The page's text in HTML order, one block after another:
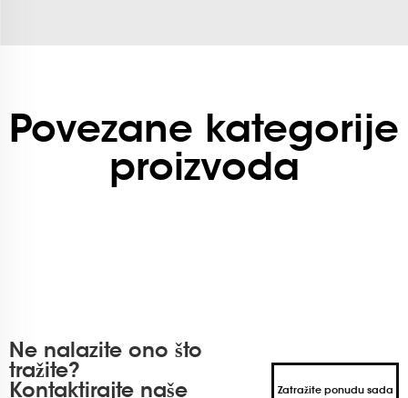
Povezane kategorije
proizvoda
Ne nalazite ono što
tražite?
Kontaktirajte naše Zatražite ponudu sada